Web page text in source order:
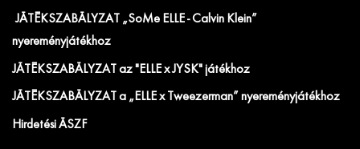
JÁTÉKSZABÁLYZAT „SoMe ELLE - Calvin Klein”
nyereményjátékhoz
JÁTÉKSZABÁLYZAT az "ELLE x JYSK" játékhoz
JÁTÉKSZABÁLYZAT a „ELLE x Tweezerman” nyereményjátékhoz
Hirdetési ÁSZF